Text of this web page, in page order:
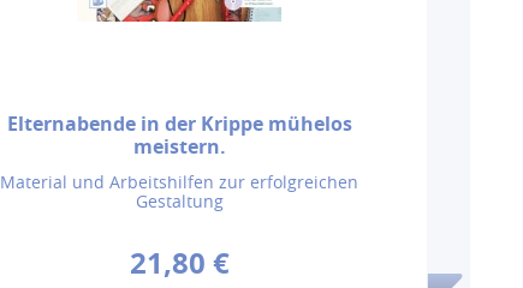
Elternabende in der Krippe mühelos
meistern.
Material und Arbeitshilfen zur erfolgreichen
Gestaltung
21,80 €